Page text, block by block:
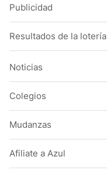
Publicidad
Resultados de la lotería
Noticias
Colegios
Mudanzas
Afiliate a Azul